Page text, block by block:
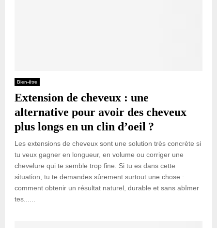
Bien-être
Extension de cheveux : une
alternative pour avoir des cheveux
plus longs en un clin d’oeil ?
Les extensions de cheveux sont une solution très concrète si
tu veux gagner en longueur, en volume ou corriger une
chevelure qui te semble trop fine. Si tu es dans cette
situation, tu te demandes sûrement surtout une chose :
comment obtenir un résultat naturel, durable et sans abîmer
tes......